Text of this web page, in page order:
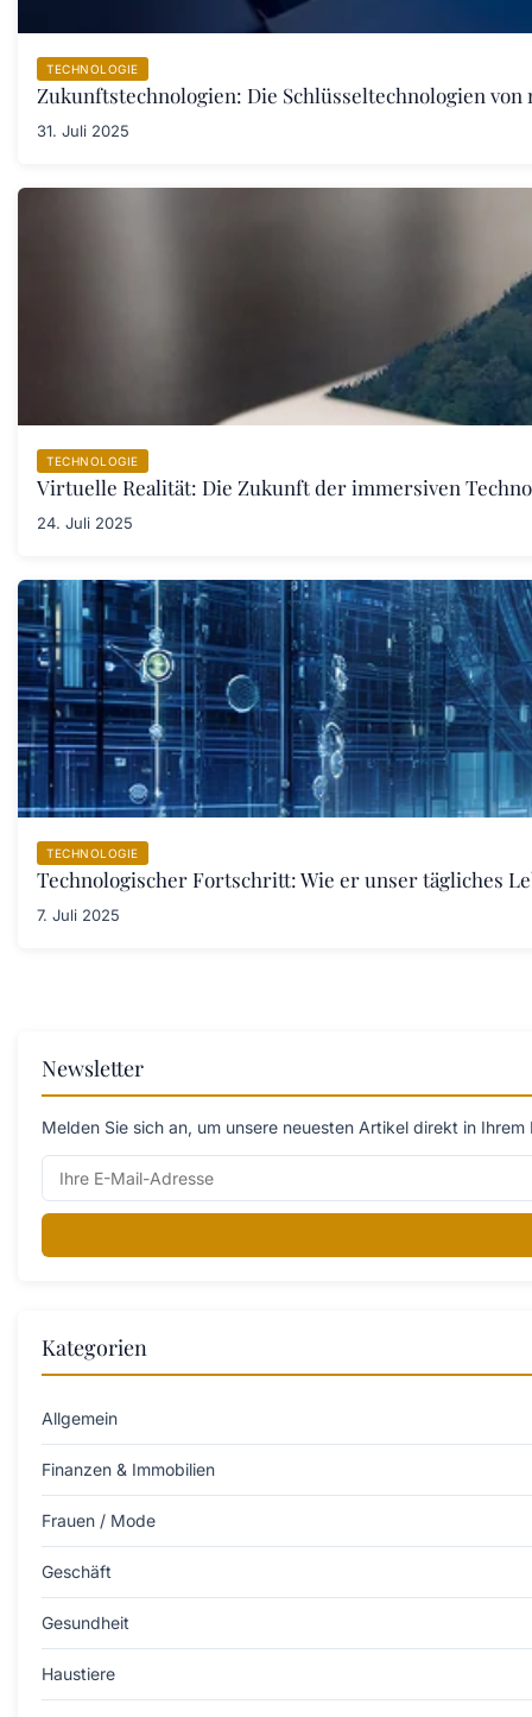
TECHNOLOGIE
Zukunftstechnologien: Die Schlüsseltechnologien
31. Juli 2025
TECHNOLOGIE
Virtuelle Realität: Die Zukunft der immersiven
24. Juli 2025
TECHNOLOGIE
Technologischer Fortschritt: Wie er unser tägliches
7. Juli 2025
Newsletter
Melden Sie sich an, um unsere neuesten Artikel direkt in
Kategorien
Allgemein
Finanzen & Immobilien
Frauen / Mode
Geschäft
Gesundheit
Haustiere